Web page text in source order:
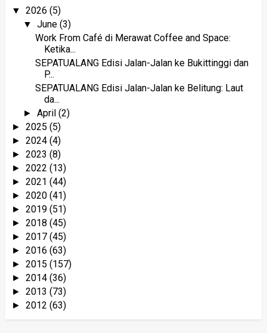
▼ 2026 (5)
▼June(3)
Work From Café di Merawat Coffee and Space:
Ketika...
SEPATUALANG Edisi Jalan-Jalan ke Bukittinggi dan
P...
SEPATUALANG Edisi Jalan-Jalan ke Belitung: Laut
da...
►April(2)
► 2025 (5)
► 2024 (4)
► 2023 (8)
► 2022 (13)
► 2021 (44)
► 2020 (41)
► 2019 (51)
► 2018 (45)
► 2017 (45)
► 2016 (63)
► 2015 (157)
► 2014 (36)
► 2013 (73)
► 2012 (63)